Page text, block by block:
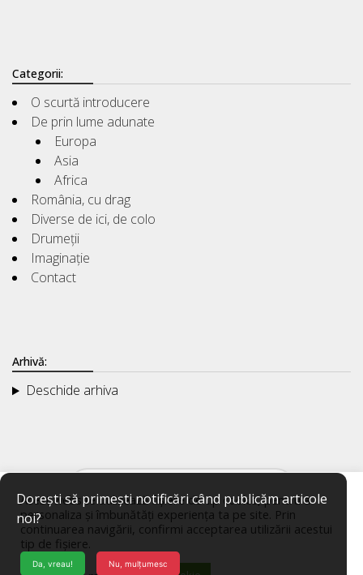
Categorii:
O scurtă introducere
De prin lume adunate
Europa
Asia
Africa
România, cu drag
Diverse de ici, de colo
Drumeții
Imaginație
Contact
Arhivă:
Deschide arhiva
Dorești să primești notificări când publicăm articole
noi?
Da, vreau! Nu, mulțumesc
Acest website utilizează fișiere de tip cookie, pentru a
personaliza și îmbunătăți experiența ta pe site. Prin
continuarea navigării, confirmi acceptarea utilizării acestui
tip de fișiere.